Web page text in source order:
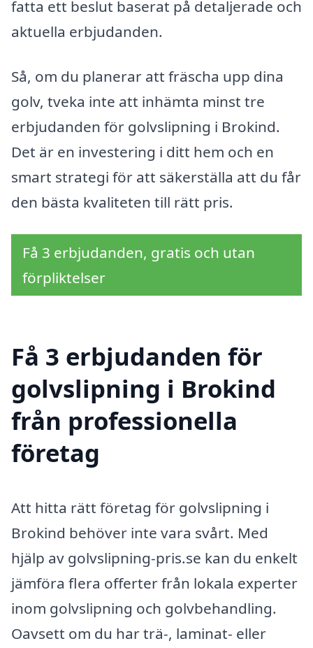
fatta ett beslut baserat på detaljerade och
aktuella erbjudanden.
Så, om du planerar att fräscha upp dina
golv, tveka inte att inhämta minst tre
erbjudanden för golvslipning i Brokind.
Det är en investering i ditt hem och en
smart strategi för att säkerställa att du får
den bästa kvaliteten till rätt pris.
Få 3 erbjudanden, gratis och utan
förpliktelser
Få 3 erbjudanden för
golvslipning i Brokind
från professionella
företag
Att hitta rätt företag för golvslipning i
Brokind behöver inte vara svårt. Med
hjälp av golvslipning-pris.se kan du enkelt
jämföra flera offerter från lokala experter
inom golvslipning och golvbehandling.
Oavsett om du har trä-, laminat- eller